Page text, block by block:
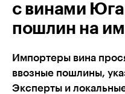
с винами
пошлин на
Импортеры вина
ввозные пошлины,
Эксперты и